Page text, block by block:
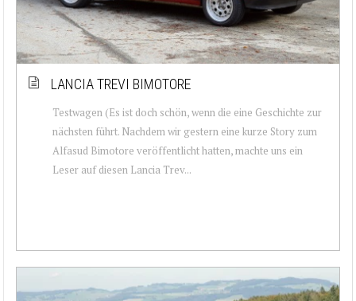
LANCIA TREVI BIMOTORE
Testwagen (Es ist doch schön, wenn die eine Geschichte zur
nächsten führt. Nachdem wir gestern eine kurze Story zum
Alfasud Bimotore veröffentlicht hatten, machte uns ein
Leser auf diesen Lancia Trev...